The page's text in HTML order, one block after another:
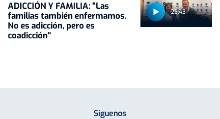
23:43
ADICCIÓN Y FAMILIA: "Las
familias también enfermamos.
No es adicción, pero es
coadicción"
Síguenos